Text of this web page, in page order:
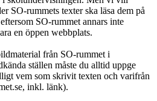
SO-rummets texter ska läsa dem på
SO-rummet annars inte
en öppen webbplats.
från SO-rummet i
ställen måste du alltid uppge
vem som skrivit texten och varifrån
inkl. länk).